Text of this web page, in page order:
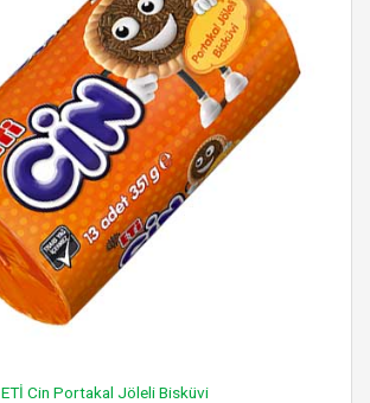
ETİ Cin Portakal Jöleli Bisküvi